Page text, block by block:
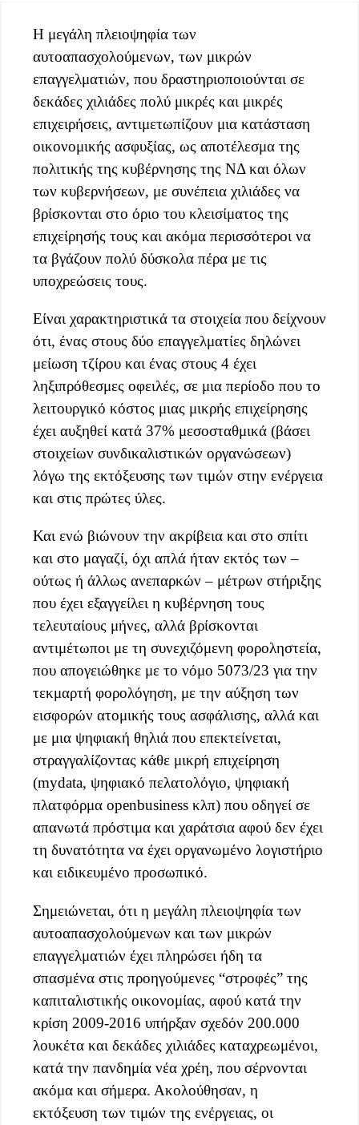
Η μεγάλη πλειοψηφία των
αυτοαπασχολούμενων, των μικρών
επαγγελματιών, που δραστηριοποιούνται σε
δεκάδες χιλιάδες πολύ μικρές και μικρές
επιχειρήσεις, αντιμετωπίζουν μια κατάσταση
οικονομικής ασφυξίας, ως αποτέλεσμα της
πολιτικής της κυβέρνησης της ΝΔ και όλων
των κυβερνήσεων, με συνέπεια χιλιάδες να
βρίσκονται στο όριο του κλεισίματος της
επιχείρησής τους και ακόμα περισσότεροι να
τα βγάζουν πολύ δύσκολα πέρα με τις
υποχρεώσεις τους.
Είναι χαρακτηριστικά τα στοιχεία που δείχνουν
ότι, ένας στους δύο επαγγελματίες δηλώνει
μείωση τζίρου και ένας στους 4 έχει
ληξιπρόθεσμες οφειλές, σε μια περίοδο που το
λειτουργικό κόστος μιας μικρής επιχείρησης
έχει αυξηθεί κατά 37% μεσοσταθμικά (βάσει
στοιχείων συνδικαλιστικών οργανώσεων)
λόγω της εκτόξευσης των τιμών στην ενέργεια
και στις πρώτες ύλες.
Και ενώ βιώνουν την ακρίβεια και στο σπίτι
και στο μαγαζί, όχι απλά ήταν εκτός των –
ούτως ή άλλως ανεπαρκών – μέτρων στήριξης
που έχει εξαγγείλει η κυβέρνηση τους
τελευταίους μήνες, αλλά βρίσκονται
αντιμέτωποι με τη συνεχιζόμενη φοροληστεία,
που απογειώθηκε με το νόμο 5073/23 για την
τεκμαρτή φορολόγηση, με την αύξηση των
εισφορών ατομικής τους ασφάλισης, αλλά και
με μια ψηφιακή θηλιά που επεκτείνεται,
στραγγαλίζοντας κάθε μικρή επιχείρηση
(mydata, ψηφιακό πελατολόγιο, ψηφιακή
πλατφόρμα openbusiness κλπ) που οδηγεί σε
απανωτά πρόστιμα και χαράτσια αφού δεν έχει
τη δυνατότητα να έχει οργανωμένο λογιστήριο
και ειδικευμένο προσωπικό.
Σημειώνεται, ότι η μεγάλη πλειοψηφία των
αυτοαπασχολούμενων και των μικρών
επαγγελματιών έχει πληρώσει ήδη τα
σπασμένα στις προηγούμενες “στροφές” της
καπιταλιστικής οικονομίας, αφού κατά την
κρίση 2009-2016 υπήρξαν σχεδόν 200.000
λουκέτα και δεκάδες χιλιάδες καταχρεωμένοι,
κατά την πανδημία νέα χρέη, που σέρνονται
ακόμα και σήμερα. Ακολούθησαν, η
εκτόξευση των τιμών της ενέργειας, οι